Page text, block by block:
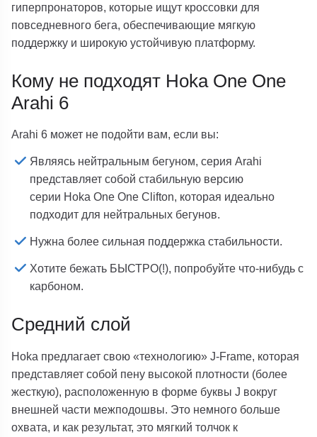
гиперпронаторов, которые ищут кроссовки для
повседневного бега, обеспечивающие мягкую
поддержку и широкую устойчивую платформу.
Кому не подходят Hoka One One
Arahi 6
Arahi 6 может не подойти вам, если вы:
Являясь нейтральным бегуном, серия Arahi
представляет собой стабильную версию
серии Hoka One One Clifton, которая идеально
подходит для нейтральных бегунов.
Нужна более сильная поддержка стабильности.
Хотите бежать БЫСТРО(!), попробуйте что-нибудь с
карбоном.
Средний слой
Hoka предлагает свою «технологию» J-Frame, которая
представляет собой пену высокой плотности (более
жесткую), расположенную в форме буквы J вокруг
внешней части межподошвы. Это немного больше
охвата, и как результат, это мягкий толчок к